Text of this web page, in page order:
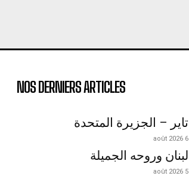
NOS DERNIERS ARTICLES
تاير – الجزيرة المتحدة
6 août 2026
لبنان وروحه الجميلة
5 août 2026